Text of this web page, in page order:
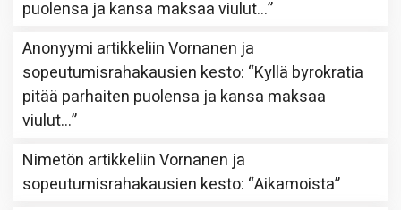
puolensa ja kansa maksaa viulut…”
Anonyymi artikkeliinVornanen ja
sopeutumisrahakausien kesto: “Kyllä byrokratia
pitää parhaiten puolensa ja kansa maksaa
viulut…”
Nimetön artikkeliinVornanen ja
sopeutumisrahakausien kesto: “Aikamoista”